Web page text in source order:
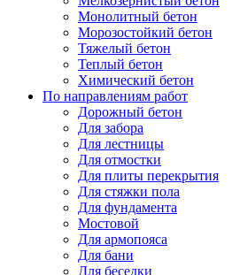
Монолитный бетон
Морозостойкий бетон
Тяжелый бетон
Теплый бетон
Химический бетон
По направлениям работ
Дорожный бетон
Для забора
Для лестницы
Для отмостки
Для плиты перекрытия
Для стяжки пола
Для фундамента
Мостовой
Для армопояса
Для бани
Для беседки